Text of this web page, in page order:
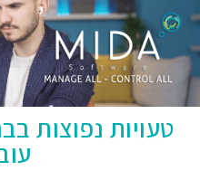
טעויות נפוצות